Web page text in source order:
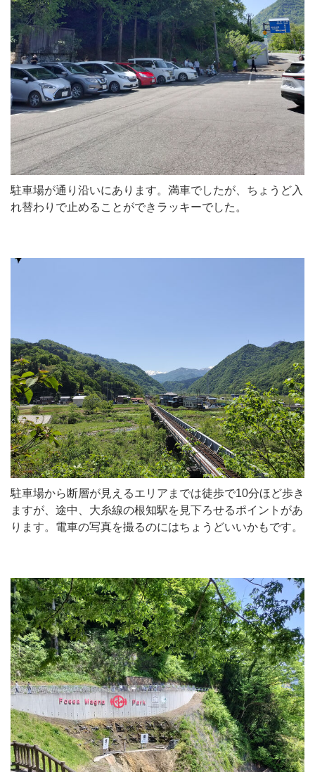
駐車場が通り沿いにあります。満車でしたが、ちょうど入
れ替わりで止めることができラッキーでした。
駐車場から断層が見えるエリアまでは徒歩で10分ほど歩き
ますが、途中、大糸線の根知駅を見下ろせるポイントがあ
ります。電車の写真を撮るのにはちょうどいいかもです。